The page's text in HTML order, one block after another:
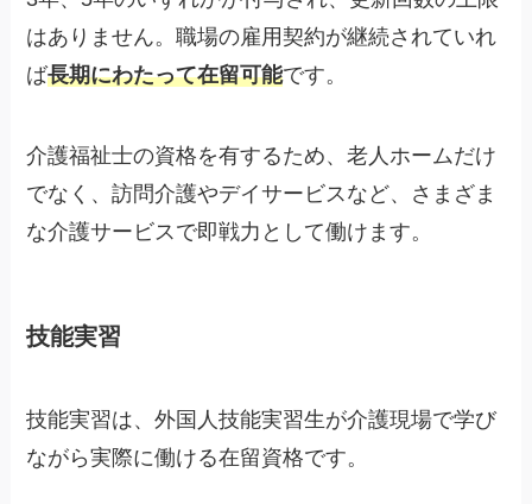
はありません。職場の雇用契約が継続されていれ
ば長期にわたって在留可能です。
介護福祉士の資格を有するため、老人ホームだけ
でなく、訪問介護やデイサービスなど、さまざま
な介護サービスで即戦力として働けます。
技能実習
技能実習は、外国人技能実習生が介護現場で学び
ながら実際に働ける在留資格です。